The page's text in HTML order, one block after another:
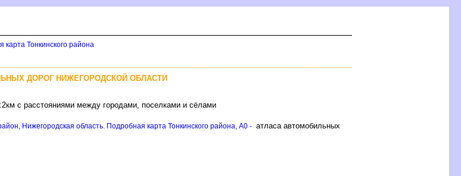
карта Тонкинского района
ДОРОГ НИЖЕГОРОДСКОЙ ОБЛАСТИ
с расстояниями между городами, поселками и сёлами
Нижегородская область. Подробная карта Тонкинского района, A0 - атласа автомобильных